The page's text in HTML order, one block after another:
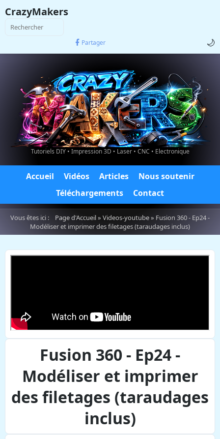
CrazyMakers
Partager 🌙
Tutoriels DIY • Impression 3D • Laser • CNC • Electronique
Accueil Vidéos Articles
Nous soutenir
Téléchargements
Contact
Vous êtes ici : Page d'Accueil» Videos-youtube» Fusion 360 - Ep24 -
Modéliser et imprimer des filetages (taraudages inclus)
Fusion 360 - Ep24 -
Modéliser et imprimer
des filetages (taraudages
inclus)